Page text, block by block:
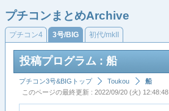
プチコンまとめArchive
プチコン4 3号/BIG 初代/mkII
投稿プログラム : 船
プチコン3号&BIGトップ Toukou
船
このページの最終更新 : 2022/09/20 (火) 12:48:48